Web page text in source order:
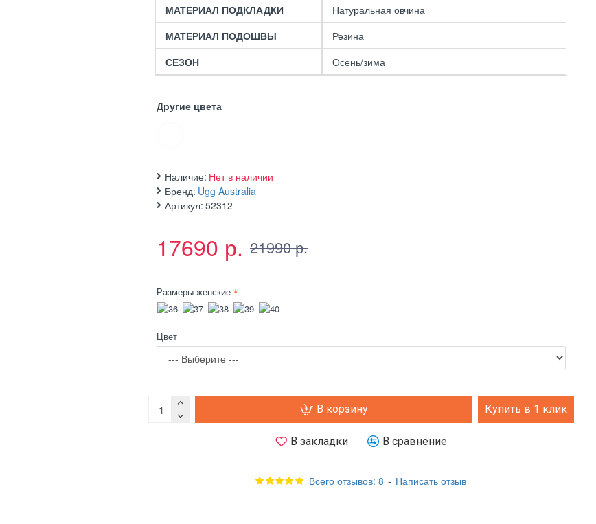
МАТЕРИАЛ ПОДКЛАДКИ
Натуральная овчина
МАТЕРИАЛ ПОДОШВЫ
Резина
СЕЗОН
Осень/зима
Другие цвета
Наличие: Нет в наличии
Бренд: Ugg Australia
Артикул: 52312
Всего отзывов: 8 - Написать отзыв
17690 р. 21990 р.
Размеры женские
Цвет
В корзину Купить в 1 клик
В закладки В сравнение